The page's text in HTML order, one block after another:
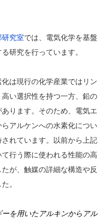
研究室では、電気化学を基盤
研究を行っています。
は現行の化学産業ではリン
い選択性を持つ一方、鉛の
ります。そのため、電気エ
アルケンへの水素化につい
れています。以前から上記
行う際に使われる性能の高
が、触媒の詳細な構造や反
。
を用いたアルキンからアル